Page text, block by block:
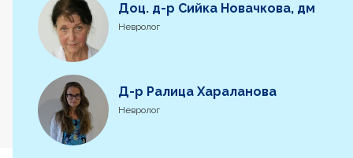
Доц. д-р Сийка Новачкова, дм
Невролог
Д-р Ралица Хараланова
Невролог